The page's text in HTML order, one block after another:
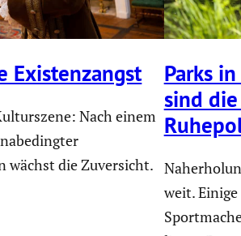
Existenz­angst
Nach einem
wächst die Zuversicht.
Parks
sind
weit.